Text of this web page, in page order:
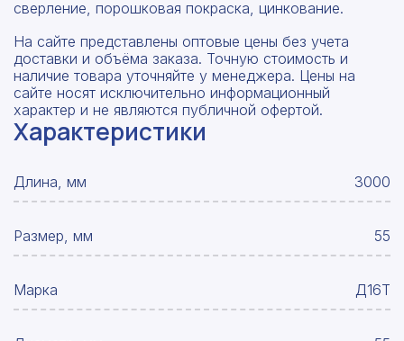
сверление, порошковая покраска, цинкование.
На сайте представлены оптовые цены без учета
доставки и объёма заказа. Точную стоимость и
наличие товара уточняйте у менеджера. Цены на
сайте носят исключительно информационный
характер и не являются публичной офертой.
Характеристики
Длина, мм 3000
Размер, мм 55
Марка Д16Т